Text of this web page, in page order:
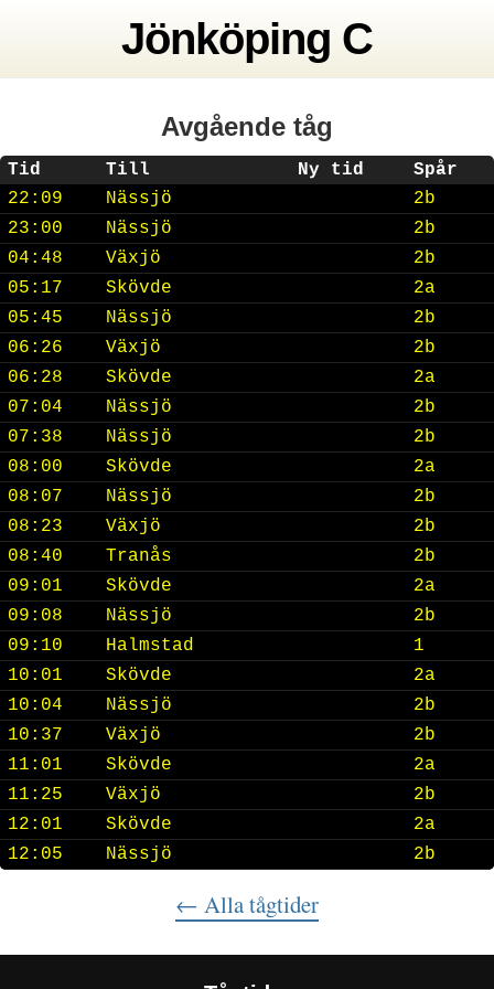
Jönköping C
Avgående tåg
Tid Till Ny tid
Spår
22:09
Nässjö
2b
23:00
Nässjö
2b
04:48
Växjö
2b
05:17
Skövde
2a
05:45
Nässjö
2b
06:26
Växjö
2b
06:28
Skövde
2a
07:04
Nässjö
2b
07:38
Nässjö
2b
08:00
Skövde
2a
08:07
Nässjö
2b
08:23
Växjö
2b
08:40
Tranås
2b
09:01
Skövde
2a
09:08
Nässjö
2b
09:10
Halmstad
1
10:01
Skövde
2a
10:04
Nässjö
2b
10:37
Växjö
2b
11:01
Skövde
2a
11:25
Växjö
2b
12:01
Skövde
2a
12:05
Nässjö 2b
← Alla tågtider